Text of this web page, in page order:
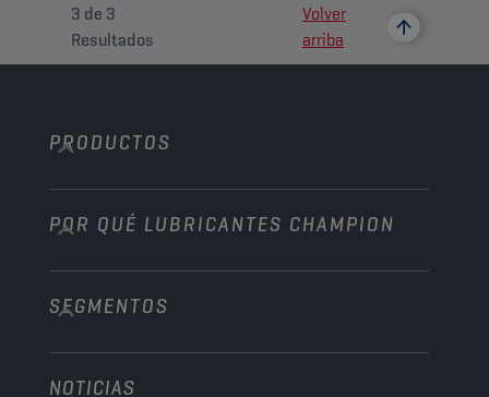
3 de 3
Resultados
Volver
arriba
PRODUCTOS
Automóvil
Camiones y autobuses
Vehículo pesado
POR QUÉ LUBRICANTES CHAMPION
Acerca de nosotros
Technology
SEGMENTOS
Automóvil
NOTICIAS